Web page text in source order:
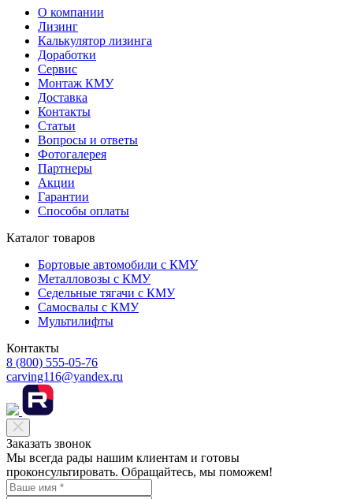
О компании
Лизинг
Калькулятор лизинга
Доработки
Сервис
Монтаж КМУ
Доставка
Контакты
Cтатьи
Вопросы и ответы
Фотогалерея
Партнеры
Акции
Гарантии
Способы оплаты
Каталог товаров
Бортовые автомобили с КМУ
Металловозы с КМУ
Седельные тягачи с КМУ
Самосвалы с КМУ
Мультилифты
Контакты
8 (800) 555-05-76
carving116@yandex.ru
Заказать звонок
Мы всегда рады нашим клиентам и готовы
проконсультировать. Обращайтесь, мы поможем!